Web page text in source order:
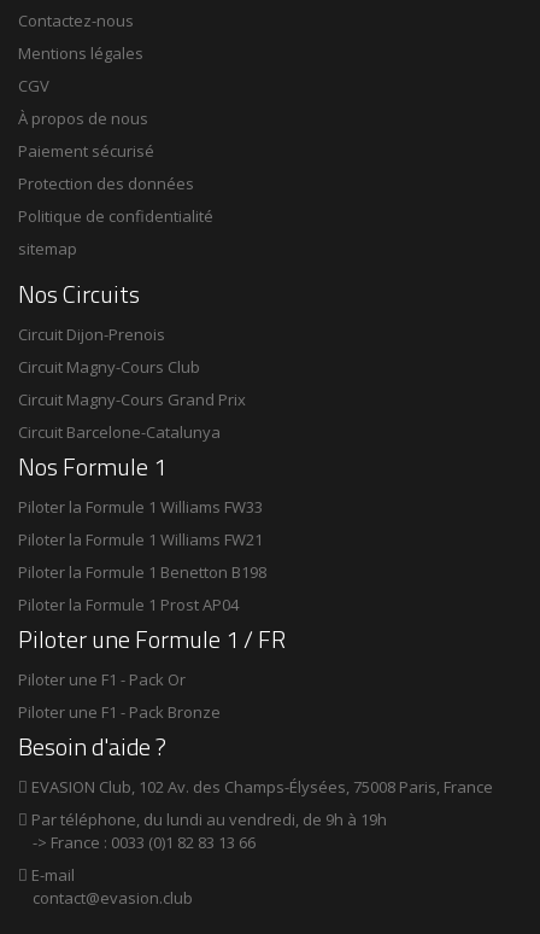
Contactez-nous
Mentions légales
CGV
À propos de nous
Paiement sécurisé
Protection des données
Politique de confidentialité
sitemap
Nos Circuits
Circuit Dijon-Prenois
Circuit Magny-Cours Club
Circuit Magny-Cours Grand Prix
Circuit Barcelone-Catalunya
Nos Formule 1
Piloter la Formule 1 Williams FW33
Piloter la Formule 1 Williams FW21
Piloter la Formule 1 Benetton B198
Piloter la Formule 1 Prost AP04
Piloter une Formule 1 / FR
Piloter une F1 - Pack Or
Piloter une F1 - Pack Bronze
Besoin d'aide ?
 EVASION Club, 102 Av. des Champs-Élysées, 75008 Paris, France
 Par téléphone, du lundi au vendredi, de 9h à 19h
-> France : 0033 (0)1 82 83 13 66
 E-mail
contact@evasion.club